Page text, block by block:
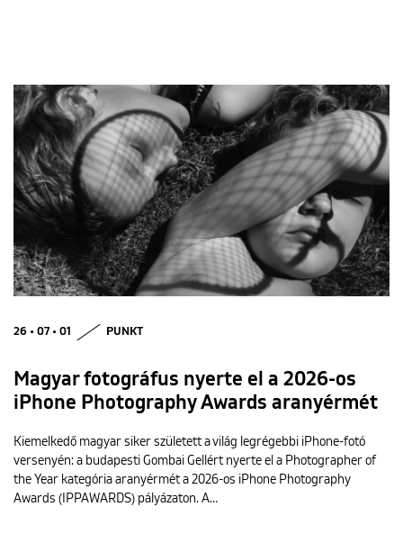
26 • 07 • 01 PUNKT
Magyar fotográfus nyerte el a 2026-os
iPhone Photography Awards aranyérmét
Kiemelkedő magyar siker született a világ legrégebbi iPhone-fotó
versenyén: a budapesti Gombai Gellért nyerte el a Photographer of
the Year kategória aranyérmét a 2026-os iPhone Photography
Awards (IPPAWARDS) pályázaton. A…